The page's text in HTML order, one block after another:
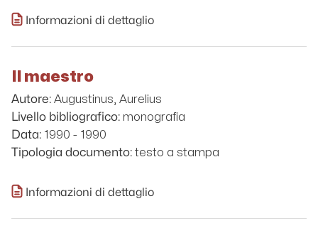
Informazioni di dettaglio
Il maestro
Autore: Augustinus, Aurelius
Livello bibliografico: monografia
Data: 1990 - 1990
Tipologia documento: testo a stampa
Informazioni di dettaglio